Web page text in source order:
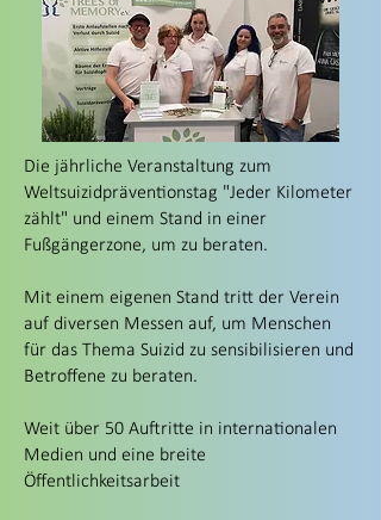
Die jährliche Veranstaltung zum
Weltsuizidpräventionstag "Jeder Kilometer
zählt" und einem Stand in einer
Fußgängerzone, um zu beraten.
Mit einem eigenen Stand tritt der Verein
auf diversen Messen auf, um Menschen
für das Thema Suizid zu sensibilisieren und
Betroffene zu beraten. ​
Weit über 50 Auftritte in internationalen
Medien und eine breite
Öffentlichkeitsarbeit